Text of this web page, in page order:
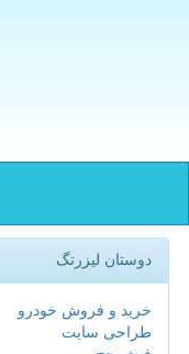
دوستان لیزرتگ
خرید و فروش خودرو
طراحی سایت